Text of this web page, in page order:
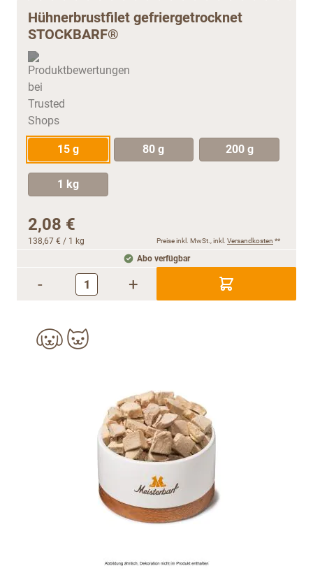
Hühnerbrustfilet gefriergetrocknet
STOCKBARF®
15 g 80 g 200 g
1 kg
2,08 €
138,67 € / 1 kg Preise inkl. MwSt., inkl. Versandkosten **
Abo verfügbar
- +